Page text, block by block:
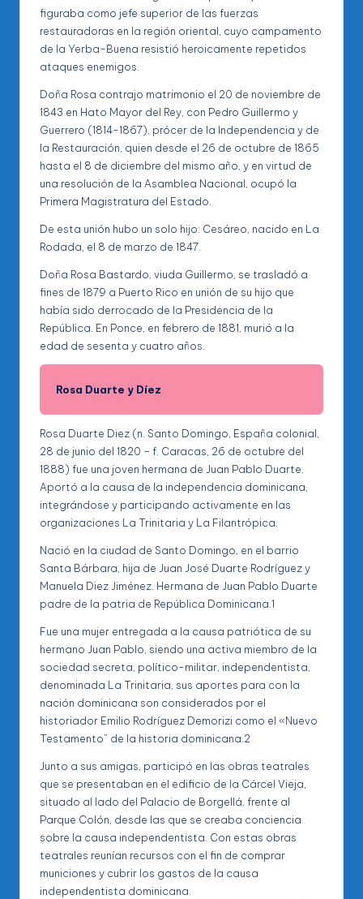
figuraba como jefe superior de las fuerzas
restauradoras en la región oriental, cuyo campamento
de la Yerba-Buena resistió heroicamente repetidos
ataques enemigos.
Doña Rosa contrajo matrimonio el 20 de noviembre de
1843 en Hato Mayor del Rey, con Pedro Guillermo y
Guerrero (1814-1867), prócer de la Independencia y de
la Restauración, quien desde el 26 de octubre de 1865
hasta el 8 de diciembre del mismo año, y en virtud de
una resolución de la Asamblea Nacional, ocupó la
Primera Magistratura del Estado.
De esta unión hubo un solo hijo: Cesáreo, nacido en La
Rodada, el 8 de marzo de 1847.
Doña Rosa Bastardo, viuda Guillermo, se trasladó a
fines de 1879 a Puerto Rico en unión de su hijo que
había sido derrocado de la Presidencia de la
República. En Ponce, en febrero de 1881, murió a la
edad de sesenta y cuatro años.
Rosa Duarte y Díez
Rosa Duarte Diez (n. Santo Domingo, España colonial,
28 de junio del 1820 – f. Caracas, 26 de octubre del
1888) fue una joven hermana de Juan Pablo Duarte.
Aportó a la causa de la independencia dominicana,
integrándose y participando activamente en las
organizaciones La Trinitaria y La Filantrópica.
Nació en la ciudad de Santo Domingo, en el barrio
Santa Bárbara, hija de Juan José Duarte Rodríguez y
Manuela Diez Jiménez. Hermana de Juan Pablo Duarte
padre de la patria de República Dominicana.1
Fue una mujer entregada a la causa patriótica de su
hermano Juan Pablo, siendo una activa miembro de la
sociedad secreta, político-militar, independentista,
denominada La Trinitaria, sus aportes para con la
nación dominicana son considerados por el
historiador Emilio Rodríguez Demorizi como el «Nuevo
Testamento” de la historia dominicana.2
Junto a sus amigas, participó en las obras teatrales
que se presentaban en el edificio de la Cárcel Vieja,
situado al lado del Palacio de Borgellá, frente al
Parque Colón, desde las que se creaba conciencia
sobre la causa independentista. Con estas obras
teatrales reunían recursos con el fin de comprar
municiones y cubrir los gastos de la causa
independentista dominicana.